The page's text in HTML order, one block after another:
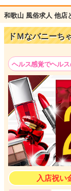
和歌山 風俗求人 他店
ドＭなバニーち
ヘルス感覚でヘルス
入店祝い